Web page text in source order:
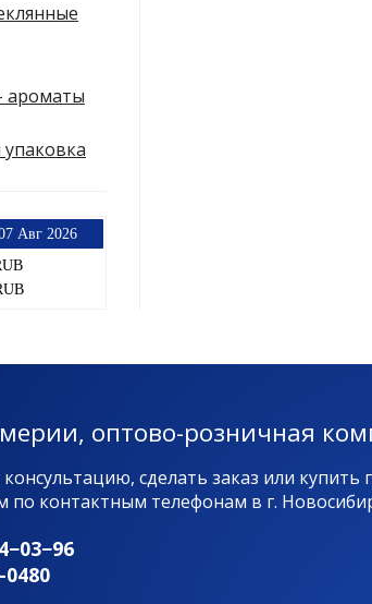
ароматы
Авг 2026
оптово-розничная
сделать заказ или
по контактным телефонам в г.
0480